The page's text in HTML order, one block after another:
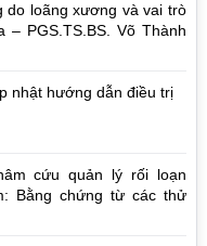
do loãng xương và vai trò
– PGS.TS.BS. Võ Thành
nhật hướng dẫn điều trị
cứu quản lý rối loạn
Bằng chứng từ các thử